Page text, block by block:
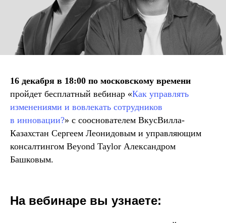
16 декабря в 18:00 по московскому времени
пройдет бесплатный вебинар «Как управлять
изменениями и вовлекать сотрудников
в инновации?» с сооснователем ВкусВилла-
Казахстан Сергеем Леонидовым и управляющим
консалтингом Beyond Taylor Александром
Башковым.
На вебинаре вы узнаете: